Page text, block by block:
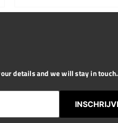
details and we will stay in